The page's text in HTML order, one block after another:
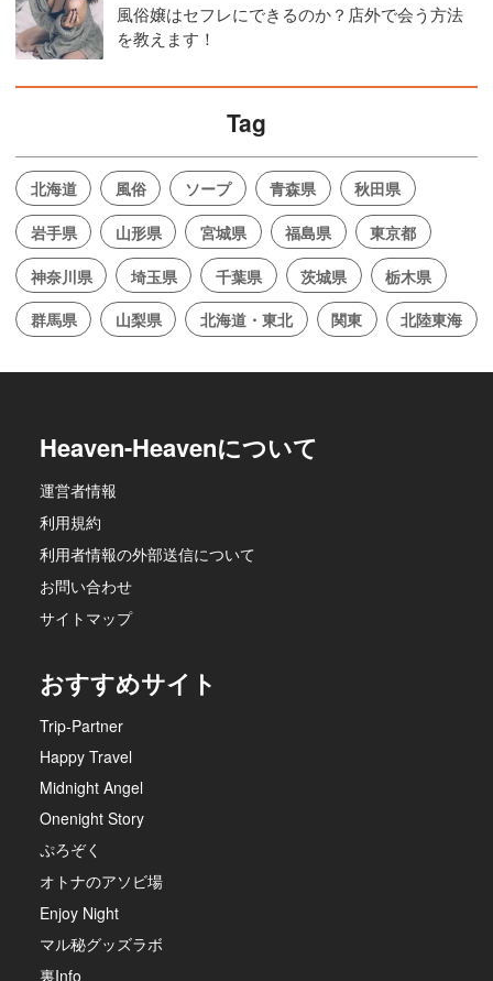
風俗嬢はセフレにできるのか？店外で会う方法
を教えます！
Tag
北海道 風俗 ソープ 青森県
秋田県
岩手県
山形県 宮城県 福島県
東京都
神奈川県
埼玉県 千葉県 茨城県
栃木県
群馬県
山梨県 北海道・東北 関東 北陸東海
Heaven-Heavenについて
運営者情報
利用規約
利用者情報の外部送信について
お問い合わせ
サイトマップ
おすすめサイト
Trip-Partner
Happy Travel
Midnight Angel
Onenight Story
ぷろぞく
オトナのアソビ場
Enjoy Night
マル秘グッズラボ
裏Info